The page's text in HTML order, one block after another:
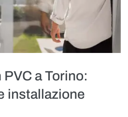
a Torino:
installazione